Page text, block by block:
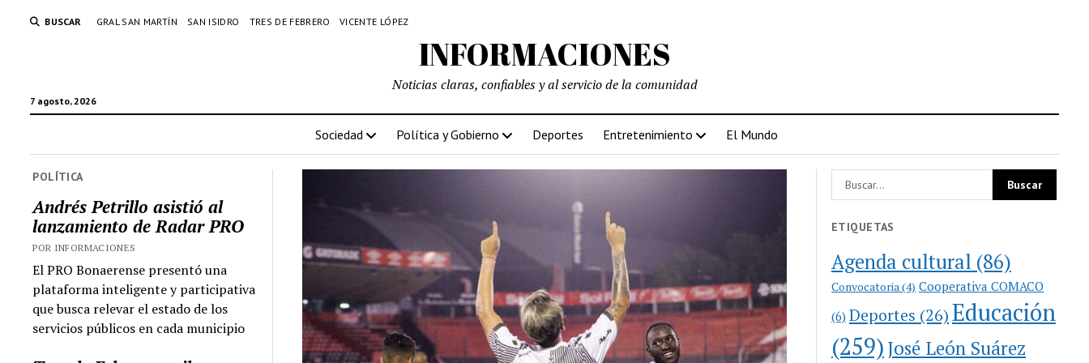
BUSCAR GRAL SAN MARTÍN SAN ISIDRO TRES DE FEBRERO VICENTE LÓPEZ
INFORMACIONES
7 agosto, 2026
Noticias claras, confiables y al servicio de la comunidad
Sociedad Política y Gobierno Deportes Entretenimiento El Mundo
POLÍTICA
Andrés Petrillo asistió al
lanzamiento de Radar PRO
POR INFORMACIONES
El PRO Bonaerense presentó una
plataforma inteligente y participativa
que busca relevar el estado de los
servicios públicos en cada municipio
ETIQUETAS
Agenda cultural (86)
Convocatoria (4) Cooperativa COMACO
(6) Deportes (26)Educación
(259)José León Suárez